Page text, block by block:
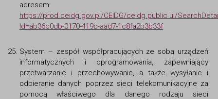
adresem:
https://prod.ceidg.gov.pl/CEIDG/ceidg.public.ui/
Id=ab36c0db-0170-419b-aad7-1c8fa2b3b33f
System – zespół współpracujących ze sobą urządzeń
informatycznych i oprogramowania, zapewniający
przetwarzanie i przechowywanie, a także wysyłanie i
odbieranie danych poprzez sieci telekomunikacyjne za
pomocą właściwego dla danego rodzaju sieci